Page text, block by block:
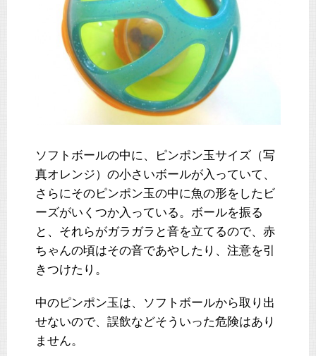
ソフトボールの中に、ピンポン玉サイズ（写
真オレンジ）の小さいボールが入っていて、
さらにそのピンポン玉の中に魚の形をしたビ
ーズがいくつか入っている。ボールを振る
と、それらがガラガラと音を立てるので、赤
ちゃんの頃はその音であやしたり、注意を引
きつけたり。
中のピンポン玉は、ソフトボールから取り出
せないので、誤飲などそういった危険はあり
ません。